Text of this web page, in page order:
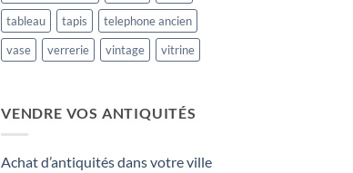
tableau
tapis
telephone ancien
vase
verrerie vintage vitrine
VENDRE VOS ANTIQUITÉS
Achat d’antiquités dans votre ville